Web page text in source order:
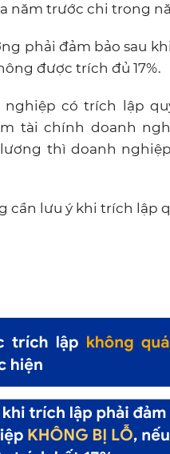
năm trước chi trong
phải đảm bảo sau
được trích đủ 17%.
có trích lập
tài chính doanh
thì doanh
cần lưu ý khi trích lập